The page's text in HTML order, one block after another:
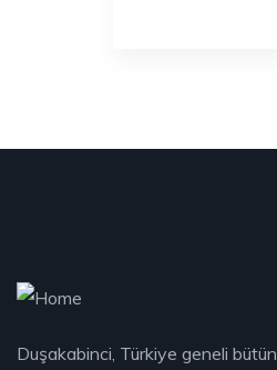
Duşakabinci, Türkiye geneli bütün